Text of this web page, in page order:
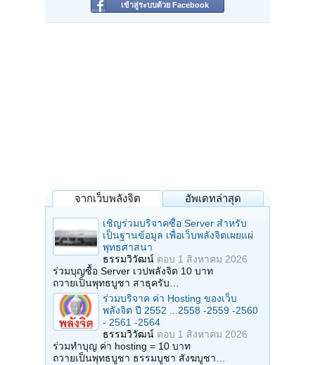
เข้าสู่ระบบด้วย Facebook
จากเว็บพลังจิต อัพเดทล่าสุด
เชิญร่วมบริจาคซื้อ Server สำหรับ
เป็นฐานข้อมูล เพื่อเว็บพลังจิตเผยแผ่
พุทธศาสนา
ธรรมวิวัฒน์ ตอบ 1 สิงหาคม 2026
ร่วมบุญซื้อ Server เวปพลังจิต 10 บาท
ถวายเป็นพุทธบูชา สาธุครับ…
ร่วมบริจาค ค่า Hosting ของเว็บ
พลังจิต ปี 2552 ...2558 -2559 -2560
- 2561 -2564
ธรรมวิวัฒน์ ตอบ 1 สิงหาคม 2026
ร่วมทำบุญ ค่า hosting = 10 บาท
ถวายเป็นพุทธบูชา ธรรมบูชา สังฆบูชา…